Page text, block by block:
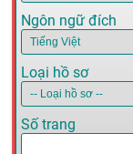
Ngôn ngữ đích
Loại hồ sơ
Số trang